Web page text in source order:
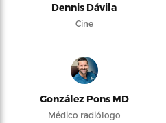
Dennis Dávila
Cine
González Pons MD
Médico radiólogo